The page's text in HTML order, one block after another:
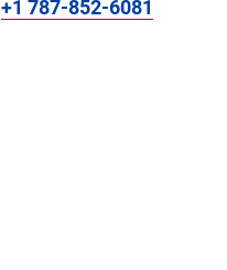
+1 787-852-6081